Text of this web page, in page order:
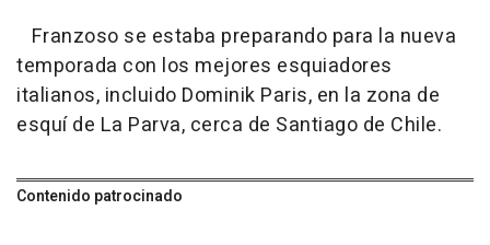
Franzoso se estaba preparando para la nueva
temporada con los mejores esquiadores
italianos, incluido Dominik Paris, en la zona de
esquí de La Parva, cerca de Santiago de Chile.
Contenido patrocinado